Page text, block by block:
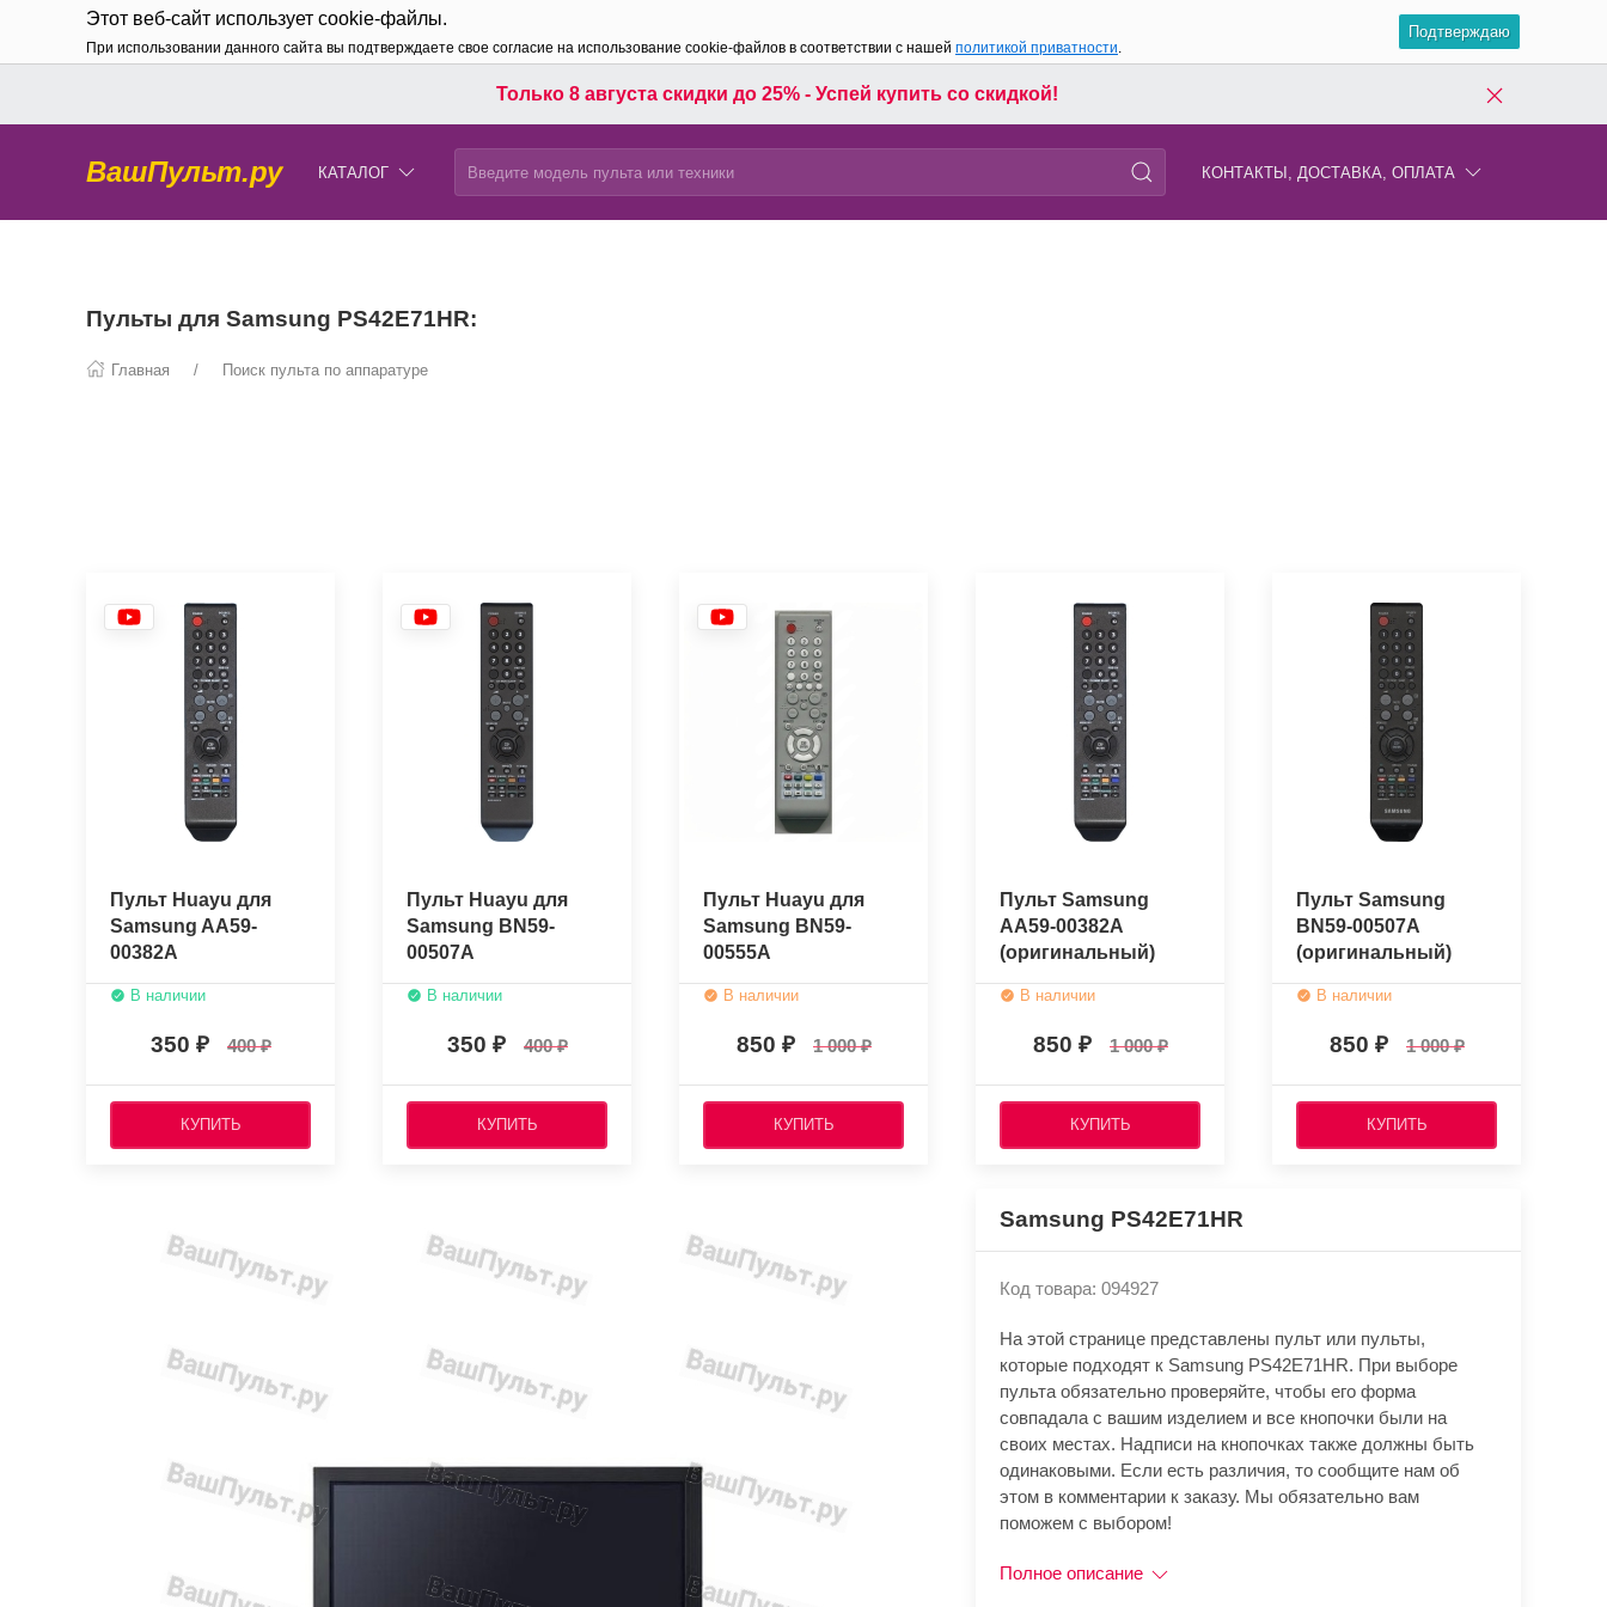
Этот веб-сайт использует cookie-файлы.
При использовании данного сайта вы подтверждаете свое согласие на использование cookie-файлов в соответствии с нашей политикой приватности.
Подтверждаю
Только 8 августа скидки до 25% - Успей купить со скидкой!
ВашПульт.ру КАТАЛОГ КОНТАКТЫ, ДОСТАВКА, ОПЛАТА
Пульты для Samsung PS42E71HR:
Главная Поиск пульта по аппаратуре
Пульт Huayu для
Samsung AA59-
00382A
В наличии
350 400
КУПИТЬ
Пульт Huayu для
Samsung BN59-
00507A
В наличии
350 400
КУПИТЬ
Пульт Huayu для
Samsung BN59-
00555A
В наличии
850 1 000
КУПИТЬ
Пульт Samsung
AA59-00382A
(оригинальный)
В наличии
850 1 000
КУПИТЬ
Пульт Samsung
BN59-00507A
(оригинальный)
В наличии
850 1 000
КУПИТЬ
Samsung PS42E71HR
Код товара: 094927
На этой странице представлены пульт или пульты,
которые подходят к Samsung PS42E71HR. При выборе
пульта обязательно проверяйте, чтобы его форма
совпадала с вашим изделием и все кнопочки были на
своих местах. Надписи на кнопочках также должны быть
одинаковыми. Если есть различия, то сообщите нам об
этом в комментарии к заказу. Мы обязательно вам
поможем с выбором!
Полное описание